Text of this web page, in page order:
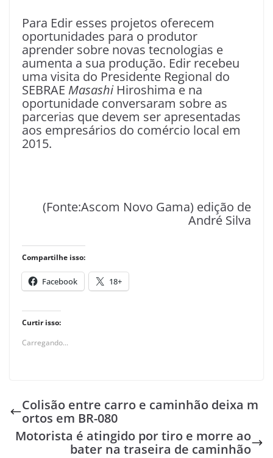
Para Edir esses projetos oferecem
oportunidades para o produtor
aprender sobre novas tecnologias e
aumenta a sua produção. Edir recebeu
uma visita do Presidente Regional do
SEBRAE MasashiHiroshima e na
oportunidade conversaram sobre as
parcerias que devem ser apresentadas
aos empresários do comércio local em
2015.
(Fonte:Ascom Novo Gama) edição de
André Silva
Compartilhe isso:
Facebook 18+
Curtir isso:
Carregando...
Colisão entre carro e caminhão deixa m
ortos em BR-080
Motorista é atingido por tiro e morre ao
bater na traseira de caminhão